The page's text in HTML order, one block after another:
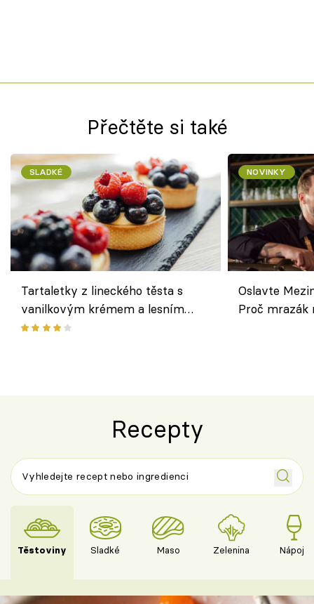
Přečtěte si také
SLADKÉ
Tartaletky z lineckého těsta s
vanilkovým krémem a lesním
ovocem podle Bread Society
NOVINKY
Oslavte
Proč
Recepty
Těstoviny Sladké Maso Zelenina Nápoje